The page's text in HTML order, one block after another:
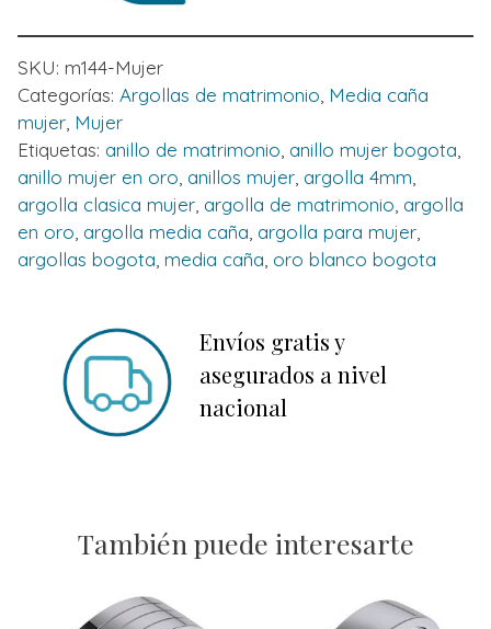
SKU: m144-Mujer
Categorías: Argollas de matrimonio Media caña
mujer, Mujer
Etiquetas: anillo de matrimonio anillo mujer bogota
anillo mujer en oro anillos mujer, argolla 4mm
argolla clasica mujer, argolla de matrimonio argolla
en oro argolla media caña argolla para mujer,
argollas bogota media caña oro blanco bogota
Envíos gratis y
asegurados a nivel
nacional
También puede interesarte